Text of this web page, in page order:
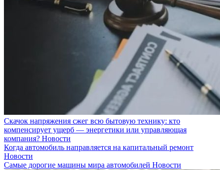
Скачок напряжения сжег всю бытовую технику: кто
компенсирует ущерб — энергетики или управляющая
компания? Новости
Когда автомобиль направляется на капитальный ремонт
Новости
Самые дорогие машины мира автомобилей Новости